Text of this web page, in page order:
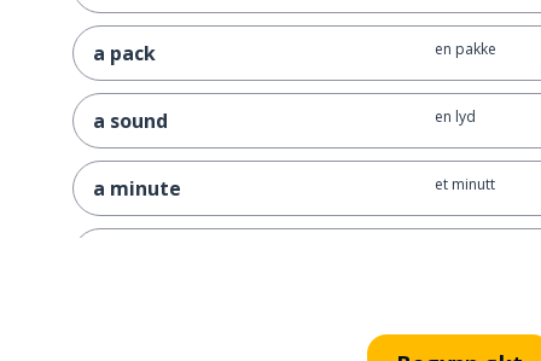
a pack en pakke
a sound en lyd
a minute et minutt